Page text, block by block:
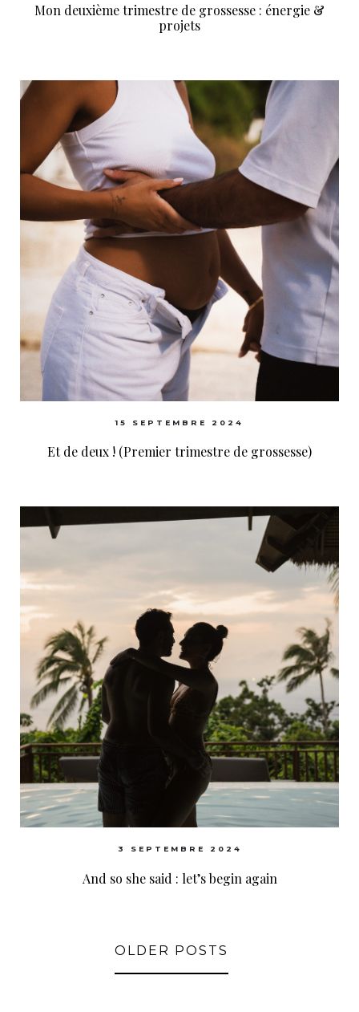
Mon deuxième trimestre de grossesse : énergie &
projets
15 SEPTEMBRE 2024
Et de deux ! (Premier trimestre de grossesse)
3 SEPTEMBRE 2024
And so she said : let’s begin again
OLDER POSTS